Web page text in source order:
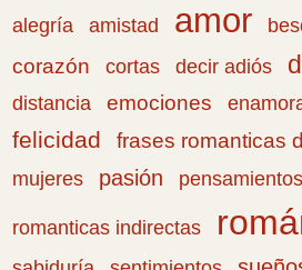
alegría amistad amor
corazón
cortas decir adiós
distancia emociones
felicidad frases romanticas
mujeres
pasión pensamientos
romanticas indirectas